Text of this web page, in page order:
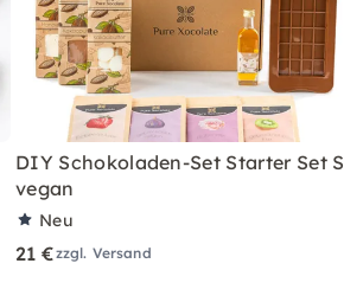
DIY Schokoladen-Set Starter Set S
vegan
Neu
21 €zzgl. Versand